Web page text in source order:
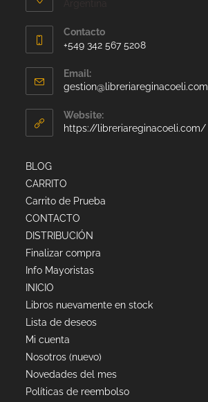
Contacto
+549 342 567 5208
Email:
gestion@libreriareginacoeli.com
Website:
https://libreriareginacoeli.com/
BLOG
CARRITO
Carrito de Prueba
CONTACTO
DISTRIBUCIÓN
Finalizar compra
Info Mayoristas
INICIO
Libros nuevamente en stock
Lista de deseos
Mi cuenta
Nosotros (nuevo)
Novedades del mes
Políticas de reembolso